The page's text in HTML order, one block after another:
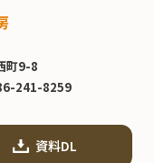
町9-8
241-8259
資料DL